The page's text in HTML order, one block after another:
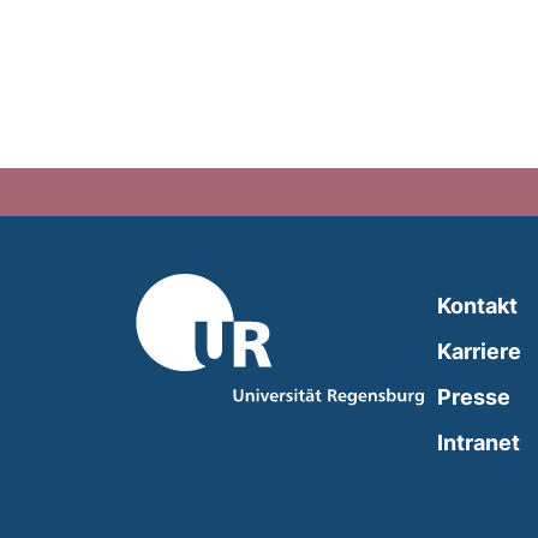
Kontakt
Karriere
Presse
Intranet